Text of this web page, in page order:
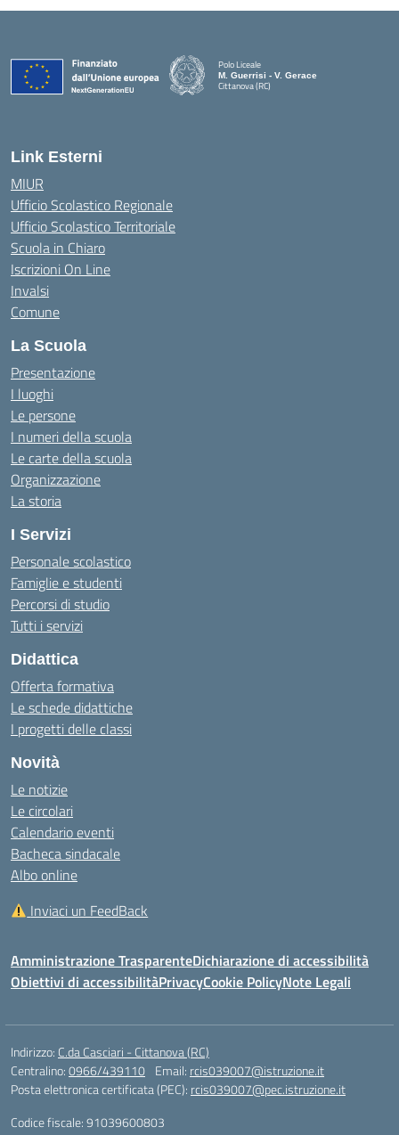
Polo Liceale
M. Guerrisi - V. Gerace
Cittanova (RC)
Link Esterni
MIUR
Ufficio Scolastico Regionale
Ufficio Scolastico Territoriale
Scuola in Chiaro
Iscrizioni On Line
Invalsi
Comune
La Scuola
Presentazione
I luoghi
Le persone
I numeri della scuola
Le carte della scuola
Organizzazione
La storia
I Servizi
Personale scolastico
Famiglie e studenti
Percorsi di studio
Tutti i servizi
Didattica
Offerta formativa
Le schede didattiche
I progetti delle classi
Novità
Le notizie
Le circolari
Calendario eventi
Bacheca sindacale
Albo online
Inviaci un FeedBack
Amministrazione TrasparenteDichiarazione di accessibilità
Obiettivi di accessibilitàPrivacyCookie PolicyNote Legali
Indirizzo: C.da Casciari - Cittanova (RC)
Centralino:0966/439110 Email: rcis039007@istruzione.it
Posta elettronica certificata (PEC): rcis039007@pec.istruzione.it
Codice fiscale: 91039600803